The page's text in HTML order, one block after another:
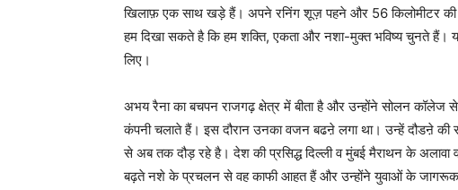
खिलाफ़ एक साथ खड़े हैं। अपने रनिंग शूज़ पहने और 56 किलोमीटर की
हम दिखा सकते है कि हम शक्ति, एकता और नशा-मुक्त भविष्य चुनते हैं।
लिए।
अभय रैना का बचपन राजगढ़ क्षेत्र में बीता है और उन्होंने सोलन
कंपनी चलाते हैं। इस दौरान उनका वजन बढऩे लगा था। उन्हें दौडऩे
से अब तक दौड़ रहे है। देश की प्रसिद्ध दिल्ली व मुंबई मैराथन के अलावा
बढ़ते नशे के प्रचलन से वह काफी आहत हैं और उन्होंने युवाओं के